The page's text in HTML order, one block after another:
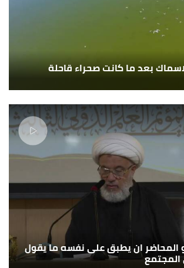
بعد ما كانت صحراء قاحلة
المحاضر ان يطبق على نفسه ما يقول